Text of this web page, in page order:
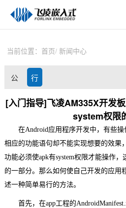
技术与支持
在线文档
方案定制
天猫商城
当前位置： 首页 新闻中心
公
司
态
行
业
讯
[入门指导]飞凌AM335X开发
system权限
在Android应用程序开发中，有些
相应的功能语句却不能实现想要的效果
功能必须使apk有system权限才能操作，
的一部分。那么如何使自己开发的应用
述一种简单易行的方法。
首先，在app工程的